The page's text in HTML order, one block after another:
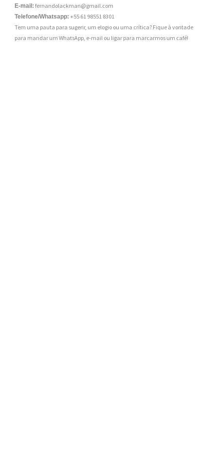
E-mail: fernandolackman@gmail.com
Telefone/Whatsapp: +55 61 98551 8301
Tem uma pauta para sugerir, um elogio ou uma crítica? Fique à vontade
para mandar um WhatsApp, e-mail ou ligar para marcarmos um café!